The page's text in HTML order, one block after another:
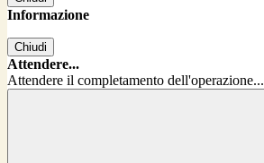
Informazione
Chiudi
Attendere...
Attendere il completamento dell'operazione...